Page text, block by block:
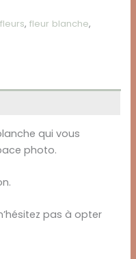
,fleur blanche,
qui vous
photo.
pas à opter